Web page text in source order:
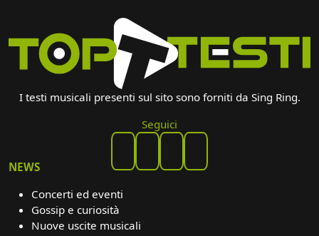
I testi musicali presenti sul sito sono forniti da Sing Ring.
Seguici
NEWS
Concerti ed eventi
Gossip e curiosità
Nuove uscite musicali